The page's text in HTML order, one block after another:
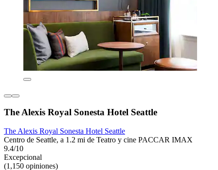
The Alexis Royal Sonesta Hotel Seattle
The Alexis Royal Sonesta Hotel Seattle
Centro de Seattle, a 1.2 mi de Teatro y cine PACCAR IMAX
9.4/10
Excepcional
(1,150 opiniones)